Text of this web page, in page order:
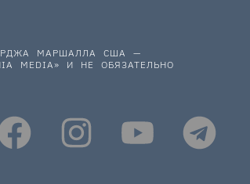
МАРШАЛЛА США —
MEDIA» И НЕ ОБЯЗАТЕЛЬНО